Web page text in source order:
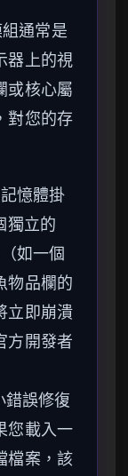
通常是
器上的視
或核心屬
對您的存
憶體掛
獨立的
如一個
物品欄的
立即崩潰
方開發者
誤修復
載入一
檔案，該